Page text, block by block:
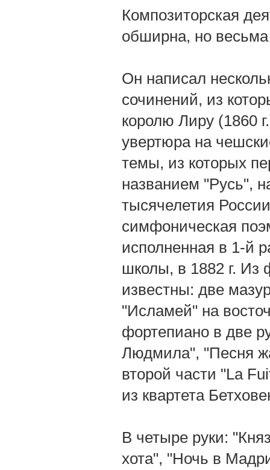
Композиторская
обширна, но весьма
Он написал
сочинений, из
королю Лиру (1860
увертюра на
темы, из которых
названием "Русь",
тысячелетия
симфоническая
исполненная в 1-й
школы, в 1882 г. Из
известны: две
"Исламей" на
фортепиано в две
Людмила", "Песня
второй части "La
из квартета
В четыре руки:
хота", "Ночь в